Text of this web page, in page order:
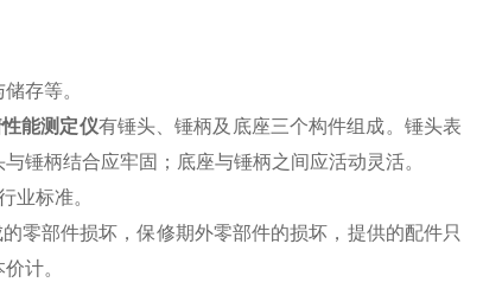
存等。
能测定仪有锤头、锤柄及底座三个构件组成。锤头表
锤柄结合应牢固；底座与锤柄之间应活动灵活。
业标准。
零部件损坏，保修期外零部件的损坏，提供的配件只
计。